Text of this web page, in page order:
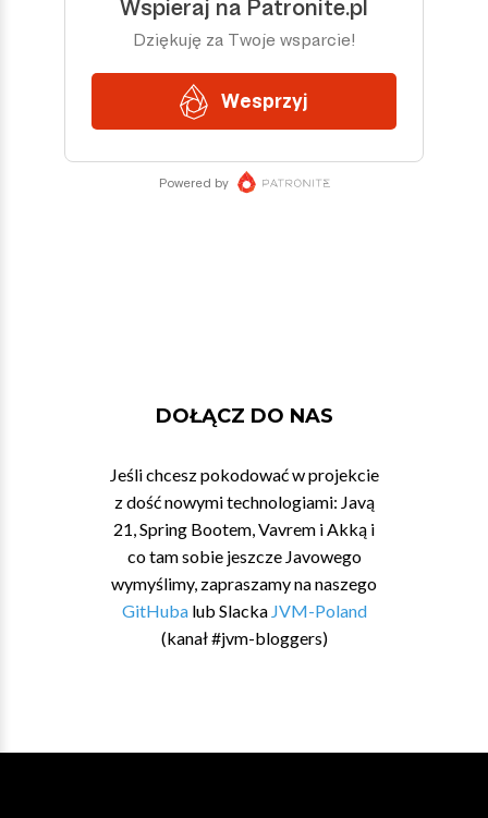
DOŁĄCZ DO NAS
Jeśli chcesz pokodować w projekcie
z dość nowymi technologiami: Javą
21, Spring Bootem, Vavrem i Akką i
co tam sobie jeszcze Javowego
wymyślimy, zapraszamy na naszego
GitHubalub Slacka JVM-Poland
(kanał #jvm-bloggers)